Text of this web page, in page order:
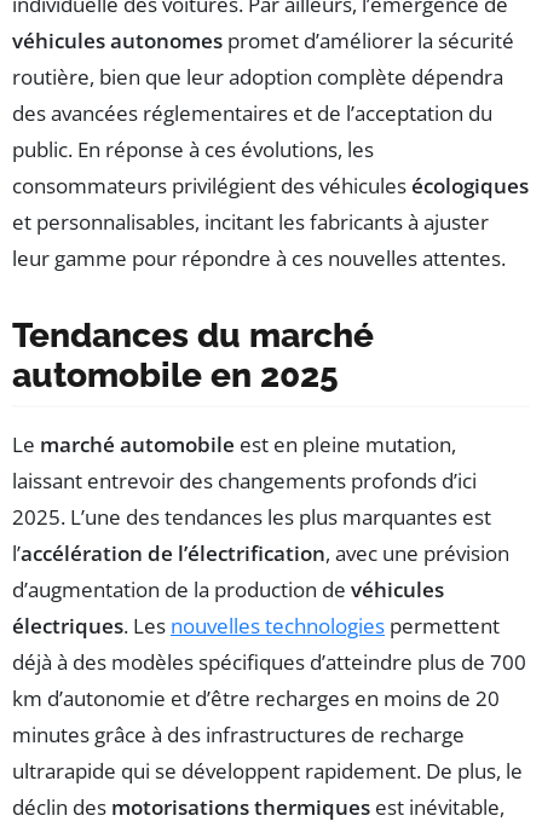
véhicules autonomes promet d’améliorer la sécurité
routière, bien que leur adoption complète dépendra
des avancées réglementaires et de l’acceptation du
public. En réponse à ces évolutions, les
consommateurs privilégient des véhiculesécologiques
et personnalisables, incitant les fabricants à ajuster
leur gamme pour répondre à ces nouvelles attentes.
Tendances du marché
automobile en 2025
Le marché automobile est en pleine mutation,
laissant entrevoir des changements profonds d’ici
2025. L’une des tendances les plus marquantes est
l’accélération de l’électrification, avec une prévision
d’augmentation de la production de véhicules
électriques. Les nouvelles technologies permettent
déjà à des modèles spécifiques d’atteindre plus de 700
km d’autonomie et d’être recharges en moins de 20
minutes grâce à des infrastructures de recharge
ultrarapide qui se développent rapidement. De plus, le
déclin des motorisations thermiques est inévitable,